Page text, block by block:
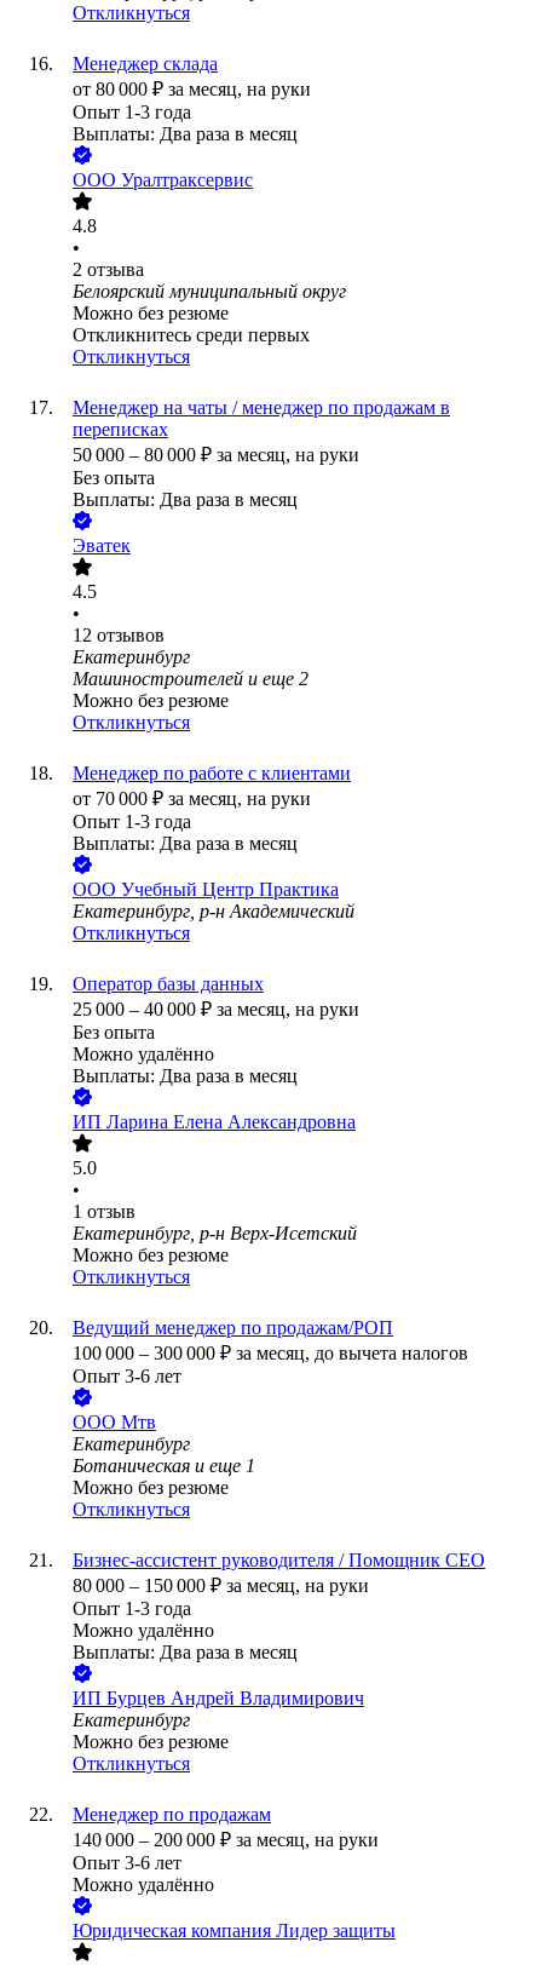
Откликнуться
Менеджер склада
от 80 000 ₽ за месяц, на руки
Опыт 1-3 года
Выплаты: Два раза в месяц
ООО Уралтраксервис
4.8
•
2 отзыва
Белоярский муниципальный округ
Можно без резюме
Откликнитесь среди первых
Откликнуться
Менеджер на чаты / менеджер по продажам в
переписках
50 000 – 80 000 ₽ за месяц, на руки
Без опыта
Выплаты: Два раза в месяц
Эватек
4.5
•
12 отзывов
Екатеринбург
Машиностроителей и еще 2
Можно без резюме
Откликнуться
Менеджер по работе с клиентами
от 70 000 ₽ за месяц, на руки
Опыт 1-3 года
Выплаты: Два раза в месяц
ООО Учебный Центр Практика
Екатеринбург, р-н Академический
Откликнуться
Оператор базы данных
25 000 – 40 000 ₽ за месяц, на руки
Без опыта
Можно удалённо
Выплаты: Два раза в месяц
ИП Ларина Елена Александровна
5.0
•
1 отзыв
Екатеринбург, р-н Верх-Исетский
Можно без резюме
Откликнуться
Ведущий менеджер по продажам/РОП
100 000 – 300 000 ₽ за месяц, до вычета налогов
Опыт 3-6 лет
ООО Мтв
Екатеринбург
Ботаническая и еще 1
Можно без резюме
Откликнуться
Бизнес-ассистент руководителя / Помощник СЕО
80 000 – 150 000 ₽ за месяц, на руки
Опыт 1-3 года
Можно удалённо
Выплаты: Два раза в месяц
ИП Бурцев Андрей Владимирович
Екатеринбург
Можно без резюме
Откликнуться
Менеджер по продажам
140 000 – 200 000 ₽ за месяц, на руки
Опыт 3-6 лет
Можно удалённо
Юридическая компания Лидер защиты